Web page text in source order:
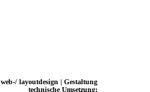
web-/ layoutdesign | Gestaltung
technische Umsetzung: